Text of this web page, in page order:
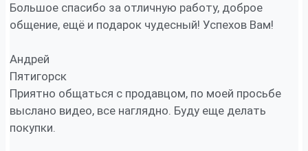
Большое спасибо за отличную работу, доброе
общение, ещё и подарок чудесный! Успехов Вам!
Андрей
Пятигорск
Приятно общаться с продавцом, по моей просьбе
выслано видео, все наглядно. Буду еще делать
покупки.